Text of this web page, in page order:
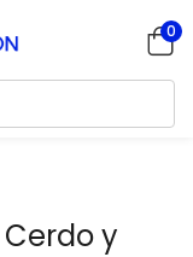
0
Cerdo y